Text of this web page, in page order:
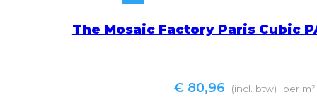
The Mosaic Factory Paris Cubic
€80,96 (incl. btw) per m²